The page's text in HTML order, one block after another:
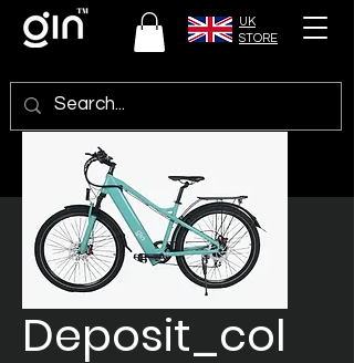
UK
STORE
Deposit_col